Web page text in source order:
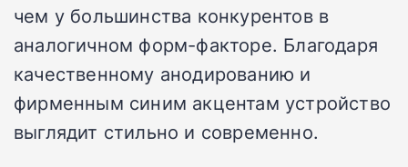
чем у большинства конкурентов в
аналогичном форм-факторе. Благодаря
качественному анодированию и
фирменным синим акцентам устройство
выглядит стильно и современно.